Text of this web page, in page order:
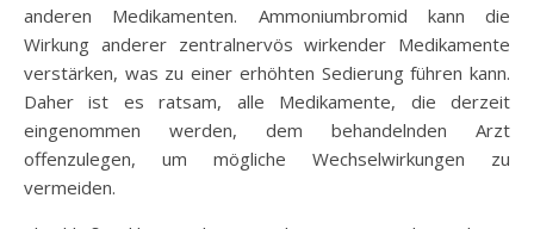
anderen Medikamenten. Ammoniumbromid kann die
Wirkung anderer zentralnervös wirkender Medikamente
verstärken, was zu einer erhöhten Sedierung führen kann.
Daher ist es ratsam, alle Medikamente, die derzeit
eingenommen werden, dem behandelnden Arzt
offenzulegen, um mögliche Wechselwirkungen zu
vermeiden.